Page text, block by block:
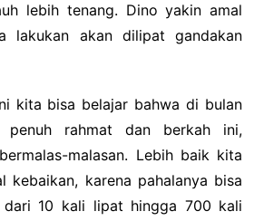
lebih tenang. Dino yakin amal
lakukan akan dilipat gandakan
kita bisa belajar bahwa di bulan
penuh rahmat dan berkah ini,
malasan. Lebih baik kita
kebaikan, karena pahalanya bisa
dari 10 kali lipat hingga 700 kali